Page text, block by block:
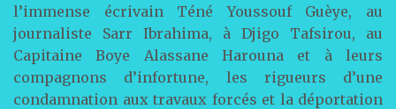
l’immense écrivain Téné Youssouf Guèye, au
journaliste Sarr Ibrahima, à Djigo Tafsirou, au
Capitaine Boye Alassane Harouna et à leurs
compagnons d’infortune, les rigueurs d’une
condamnation aux travaux forcés et la déportation